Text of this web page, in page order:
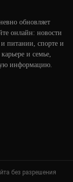
обновляет
онлайн: новости
и питании, спорте и
и семье,
информацию.
без разрешения